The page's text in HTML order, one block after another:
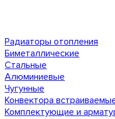
Радиаторы отопления
Биметаллические
Стальные
Алюминиевые
Чугунные
Конвектора
Комплектующие и